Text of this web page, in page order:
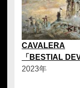
CAVALERA
「BESTIAL
2023年